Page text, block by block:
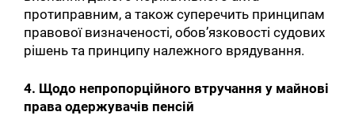
протиправним, а також суперечить принципам
правової визначеності, обовʼязковості судових
рішень та принципу належного врядування.
4. Щодо непропорційного втручання у майнові
права одержувачів пенсій